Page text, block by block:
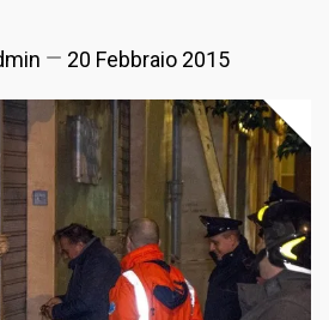
20 Febbraio 2015